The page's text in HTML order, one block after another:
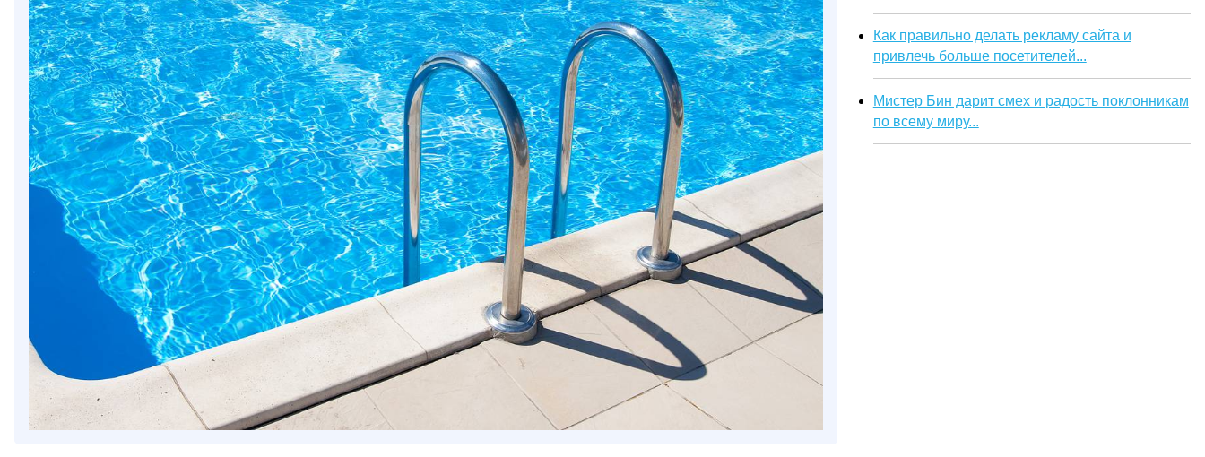
Как правильно делать рекламу сайта и
привлечь больше посетителей...
Мистер Бин дарит смех и радость поклонникам
по всему миру...